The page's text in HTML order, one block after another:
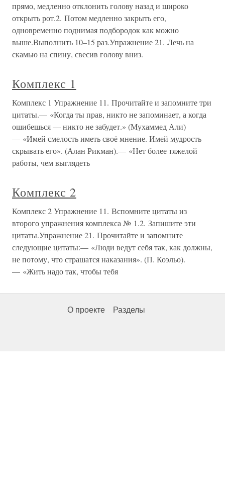
прямо, медленно отклонить голову назад и широко
открыть рот.2. Потом медленно закрыть его,
одновременно поднимая подбородок как можно
выше.Выполнить 10–15 раз.Упражнение 21. Лечь на
скамью на спину, свесив голову вниз.
Комплекс 1
Комплекс 1 Упражнение 11. Прочитайте и запомните три
цитаты.— «Когда ты прав, никто не запоминает, а когда
ошибешься — никто не забудет.» (Мухаммед Али)
— «Имей смелость иметь своё мнение. Имей мудрость
скрывать его». (Алан Рикман).— «Нет более тяжелой
работы, чем выглядеть
Комплекс 2
Комплекс 2 Упражнение 11. Вспомните цитаты из
второго упражнения комплекса № 1.2. Запишите эти
цитаты.Упражнение 21. Прочитайте и запомните
следующие цитаты:— «Люди ведут себя так, как должны,
не потому, что страшатся наказания». (П. Коэльо).
— «Жить надо так, чтобы тебя
О проекте Разделы